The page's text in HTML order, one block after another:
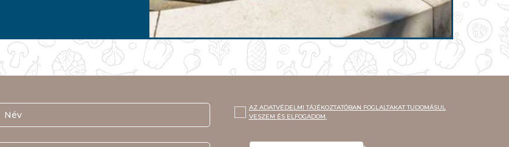
AZ ADATVÉDELMI TÁJÉKOZTATÓBAN FOGLALTAKAT TUDOMÁSUL
VESZEM ÉS ELFOGADOM.